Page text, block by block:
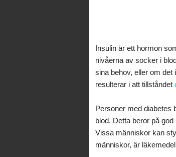
Insulin är ett hormon
nivåerna av socker i
sina behov, eller om
resulterar i att tillståndet
Personer med diabetes
blod. Detta beror på
Vissa människor kan
människor, är